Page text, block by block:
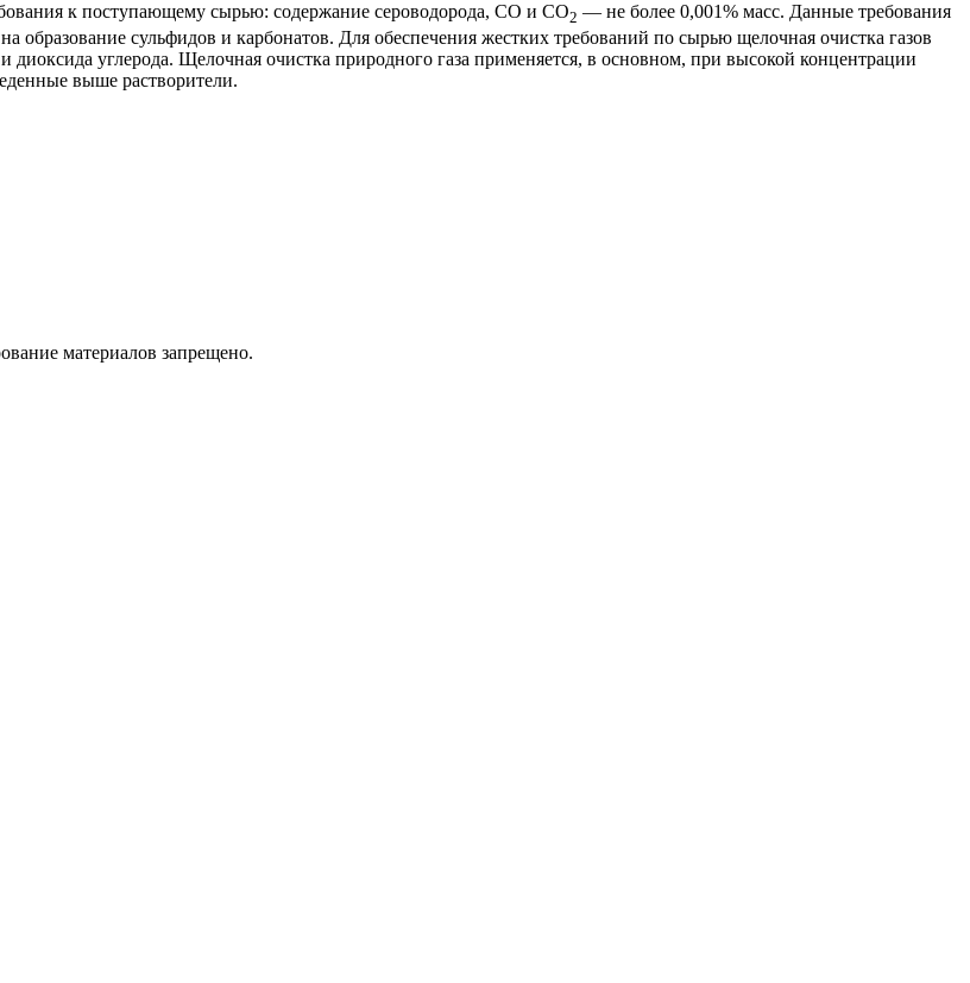
к поступающему сырью: содержание сероводорода, CO и CO2 — не более 0,001% масс. Данные требования
образование сульфидов и карбонатов. Для обеспечения жестких требований по сырью щелочная очистка газов
диоксида углерода. Щелочная очистка природного газа применяется, в основном, при высокой концентрации
выше растворители.
материалов запрещено.